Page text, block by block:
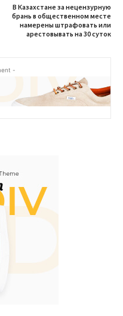
В Казахстане за нецензурную
брань в общественном месте
намерены штрафовать или
арестовывать на 30 суток
-